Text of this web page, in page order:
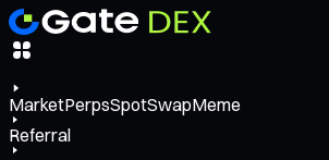
MarketPerpsSpotSwapMeme
Referral